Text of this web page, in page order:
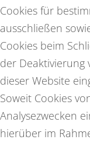
Cookies für
ausschließen
Cookies beim
der Deaktivierung
dieser Website
Soweit Cookies
Analysezwecken
hierüber im